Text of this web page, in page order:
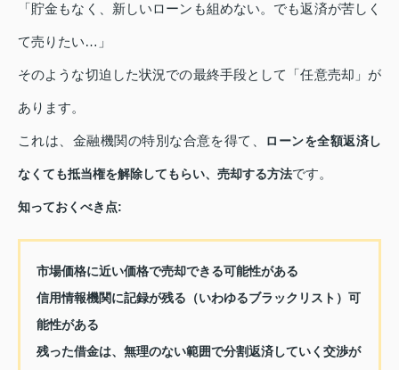
「貯金もなく、新しいローンも組めない。でも返済が苦しく
て売りたい…」
そのような切迫した状況での最終手段として「任意売却」が
あります。
これは、金融機関の特別な合意を得て、 ローンを全額返済し
なくても抵当権を解除してもらい、売却する方法です。
知っておくべき点:
市場価格に近い価格で売却できる可能性がある
信用情報機関に記録が残る（いわゆるブラックリスト）可
能性がある
残った借金は、無理のない範囲で分割返済していく交渉が